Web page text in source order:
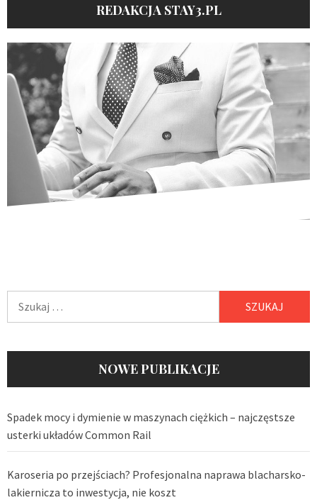
REDAKCJA STAY3.PL
NOWE PUBLIKACJE
Spadek mocy i dymienie w maszynach ciężkich – najczęstsze
usterki układów Common Rail
Karoseria po przejściach? Profesjonalna naprawa blacharsko-
lakiernicza to inwestycja, nie koszt